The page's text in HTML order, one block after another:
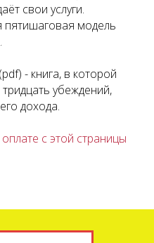
свои услуги.
пятишаговая модель
(pdf) - книга, в которой
убеждений,
дохода.
с этой страницы